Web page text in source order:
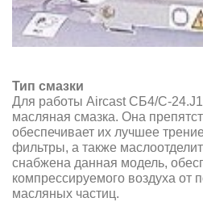
Тип смазки
Для работы Aircast СБ4/С-
масляная смазка. Она
обеспечивает их лучшее
фильтры, а также
снабжена данная модель,
компрессируемого воздуха от
масляных частиц.